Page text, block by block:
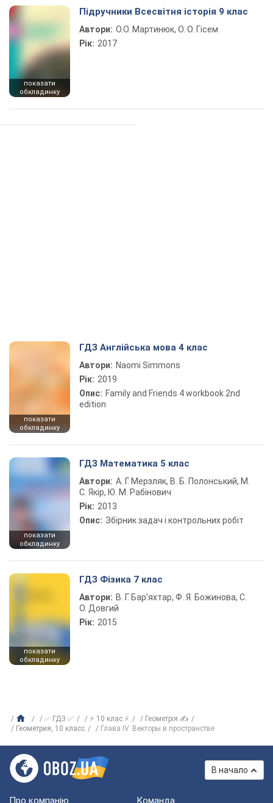
показати
обкладинку
Підручники Всесвітня історія 9 клас
Автори: О.О. Мартинюк, О. О. Гісем
Рік: 2017
показати
обкладинку
ГДЗ Англійська мова 4 клас
Автори: Naomi Simmons
Рік: 2019
Опис: Family and Friends 4 workbook 2nd
edition
показати
обкладинку
ГДЗ Математика 5 клас
Автори: А. Г. Мерзляк, В. Б. Полонський, М.
С. Якір, Ю. М. Рабінович
Рік: 2013
Опис: Збірник задач і контрольних робіт
показати
обкладинку
ГДЗ Фізика 7 клас
Автори: В. Г. Бар’яхтар, Ф. Я. Божинова, С.
О. Довгий
Рік: 2015
✅ ГДЗ ✅ ⚡ 10 клас ⚡
Геометрія ✍
Геометрия, 10 класс
Глава IV. Векторы в пространстве
В начало
Про компанію Команда